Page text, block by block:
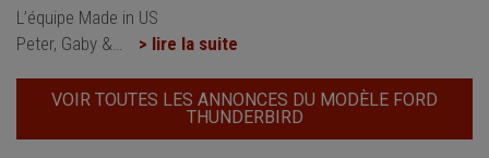
L’équipe Made in US
Peter, Gaby &
> lire la suite
VOIR TOUTES LES ANNONCES DU MODÈLE FORD
THUNDERBIRD